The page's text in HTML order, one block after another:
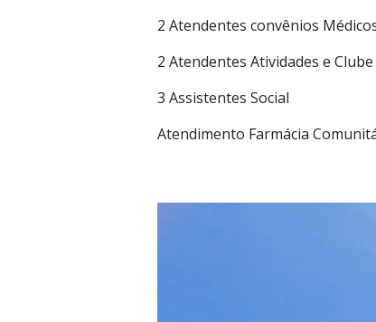
2 Atendentes convênios
2 Atendentes Atividades e Clube
3 Assistentes Social
Atendimento Farmácia